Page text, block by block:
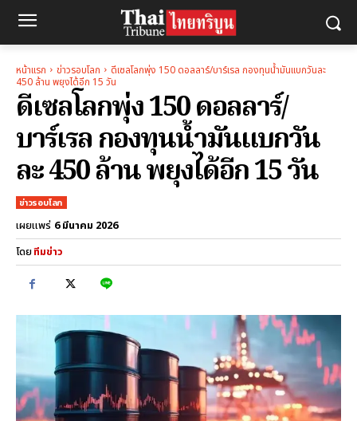
หน้าแรก ข่าวรอบโลก
ดีเซลโลกพุ่ง 150 ดอลลาร์/บาร์เรล กองทุนน้ำมันแบกวันละ
450 ล้าน พยุงได้อีก 15 วัน
ดีเซลโลกพุ่ง 150 ดอลลาร์/
บาร์เรล กองทุนน้ำมันแบกวัน
ละ 450 ล้าน พยุงได้อีก 15 วัน
ข่าวรอบโลก
เผยแพร่ 6 มีนาคม 2026
โดยทีมข่าว